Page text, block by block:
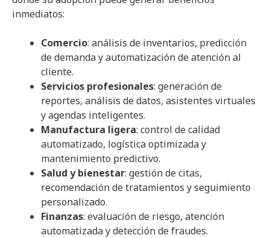
inmediatos:
Comercio: análisis de inventarios, predicción
de demanda y automatización de atención al
cliente.
Servicios profesionales: generación de
reportes, análisis de datos, asistentes virtuales
y agendas inteligentes.
Manufactura ligera: control de calidad
automatizado, logística optimizada y
mantenimiento predictivo.
Salud y bienestar: gestión de citas,
recomendación de tratamientos y seguimiento
personalizado.
Finanzas: evaluación de riesgo, atención
automatizada y detección de fraudes.